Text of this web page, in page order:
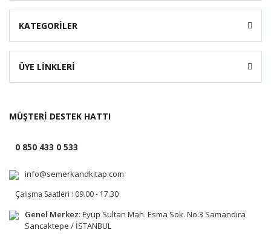
KATEGORİLER
ÜYE LİNKLERİ
MÜŞTERİ DESTEK HATTI
0 850 433 0 533
info@semerkandkitap.com
Çalışma Saatleri : 09.00 - 17.30
Genel Merkez:Eyüp Sultan Mah. Esma Sok. No:3 Samandıra
Sancaktepe / İSTANBUL